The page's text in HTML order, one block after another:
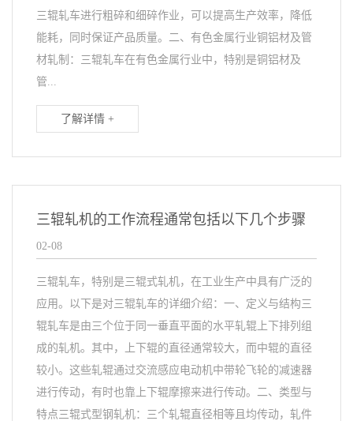
三辊轧车进行粗碎和细碎作业，可以提高生产效率，降低
能耗，同时保证产品质量。二、有色金属行业铜铝材及管
材轧制：三辊轧车在有色金属行业中，特别是铜铝材及
管...
了解详情 +
三辊轧机的工作流程通常包括以下几个步骤
02-08
三辊轧车，特别是三辊式轧机，在工业生产中具有广泛的
应用。以下是对三辊轧车的详细介绍：一、定义与结构三
辊轧车是由三个位于同一垂直平面的水平轧辊上下排列组
成的轧机。其中，上下辊的直径通常较大，而中辊的直径
较小。这些轧辊通过交流感应电动机中带轮飞轮的减速器
进行传动，有时也靠上下辊摩擦来进行传动。二、类型与
特点三辊式型钢轧机：三个轧辊直径相等且均传动，轧件